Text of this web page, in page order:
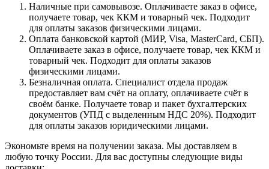
Наличные при самовывозе. Оплачиваете заказ в офисе,
получаете товар, чек ККМ и товарный чек. Подходит
для оплаты заказов физическими лицами.
Оплата банковской картой (МИР, Visa, MasterCard, СБП).
Оплачиваете заказ в офисе, получаете товар, чек ККМ и
товарный чек. Подходит для оплаты заказов
физическими лицами.
Безналичная оплата. Специалист отдела продаж
предоставляет вам счёт на оплату, оплачиваете счёт в
своём банке. Получаете товар и пакет бухгалтерских
документов (УПД с выделенным НДС 20%). Подходит
для оплаты заказов юридическими лицами.
Экономьте время на получении заказа. Мы доставляем в
любую точку России. Для вас доступны следующие виды